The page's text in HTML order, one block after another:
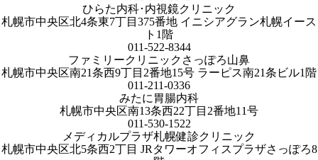
ひらた内科･内視鏡クリニック
札幌市中央区北4条東7丁目375番地 イニシアグラン札幌イース
ト1階
011-522-8344
ファミリークリニックさっぽろ山鼻
札幌市中央区南21条西9丁目2番地15号 ラーピス南21条ビル1階
011-211-0336
みたに胃腸内科
札幌市中央区南13条西22丁目2番地11号
011-530-1522
メディカルプラザ札幌健診クリニック
札幌市中央区北5条西2丁目 JRタワーオフィスプラザさっぽろ8